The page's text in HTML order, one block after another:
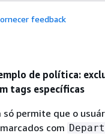
feedback
de política:
tags específicas
só permite que o
com